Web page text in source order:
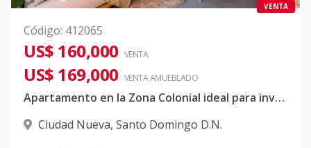
VENTA
Código: 412065
US$ 160,000 VENTA
US$ 169,000 VENTA AMUEBLADO
Apartamento en la Zona Colonial ideal para invertir
Ciudad Nueva, Santo Domingo D.N.